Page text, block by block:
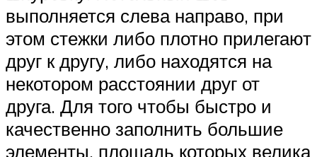
выполняется слева направо, при
этом стежки либо плотно прилегают
друг к другу, либо находятся на
некотором расстоянии друг от
друга. Для того чтобы быстро и
качественно заполнить большие
элементы, площадь которых велика